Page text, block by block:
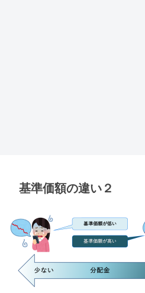
基準価額の違い２